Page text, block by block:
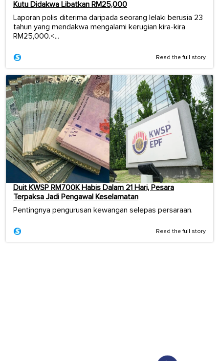
Kutu Didakwa Libatkan RM25,000
Laporan polis diterima daripada seorang lelaki berusia 23
tahun yang mendakwa mengalami kerugian kira-kira
RM25,000.<...
Read the full story
Duit KWSP RM700K Habis Dalam 21 Hari, Pesara
Terpaksa Jadi Pengawal Keselamatan
Pentingnya pengurusan kewangan selepas persaraan.
Read the full story